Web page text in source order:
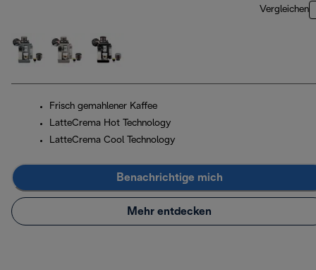
Vergleichen
Frisch gemahlener Kaffee
LatteCrema Hot Technology
LatteCrema Cool Technology
Benachrichtige mich
Mehr entdecken